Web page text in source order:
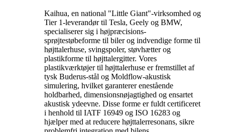
Kaihua, en national "Little Giant"-virksomhed og
Tier 1-leverandør til Tesla, Geely og BMW,
specialiserer sig i højpræcisions-
sprøjtestøbeforme til biler og indvendige forme til
højttalerhuse, svingspoler, støvhætter og
plastikforme til højttalergitter. Vores
plastikværktøjer til højttalerhuse er fremstillet af
tysk Buderus-stål og Moldflow-akustisk
simulering, hvilket garanterer enestående
holdbarhed, dimensionsnøjagtighed og ensartet
akustisk ydeevne. Disse forme er fuldt certificeret
i henhold til IATF 16949 og ISO 16283 og
hjælper med at reducere højttalerresonans, sikre